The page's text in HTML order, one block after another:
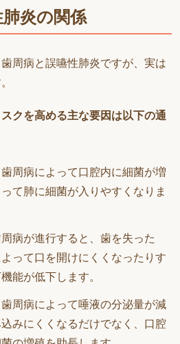
炎の関係
周病と誤嚥性肺炎ですが、実は
クを高める主な要因は以下の通
歯周病によって口腔内に細菌が増
て肺に細菌が入りやすくなりま
病が進行すると、歯を失った
って口を開けにくくなったりす
能が低下します。
歯周病によって唾液の分泌量が減
みにくくなるだけでなく、口腔